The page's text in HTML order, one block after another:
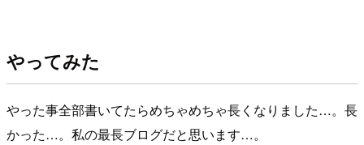
やってみた
やった事全部書いてたらめちゃめちゃ長くなりました…。長
かった…。私の最長ブログだと思います…。